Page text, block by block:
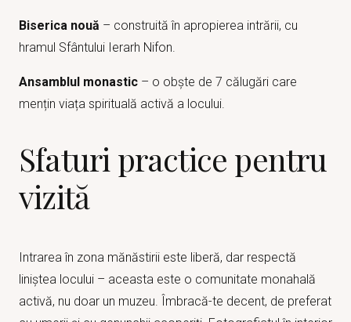
Biserica nouă – construită în apropierea intrării, cu
hramul Sfântului Ierarh Nifon.
Ansamblul monastic – o obște de 7 călugări care
mențin viața spirituală activă a locului.
Sfaturi practice pentru
vizită
Intrarea în zona mănăstirii este liberă, dar respectă
liniștea locului – aceasta este o comunitate monahală
activă, nu doar un muzeu. Îmbracă-te decent, de preferat